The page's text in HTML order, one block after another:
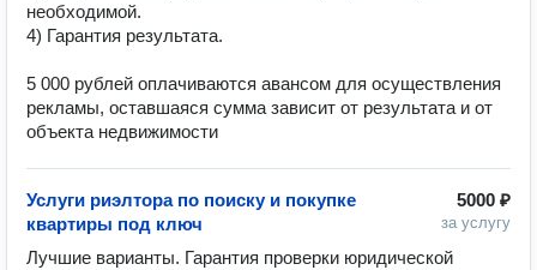
необходимой.
4) Гарантия результата.
5 000 рублей оплачиваются авансом для осуществления
рекламы, оставшаяся сумма зависит от результата и от
объекта недвижимости
5000 ₽
за услугу
Услуги риэлтора по поиску и покупке
квартиры под ключ
Лучшие варианты. Гарантия проверки юридической